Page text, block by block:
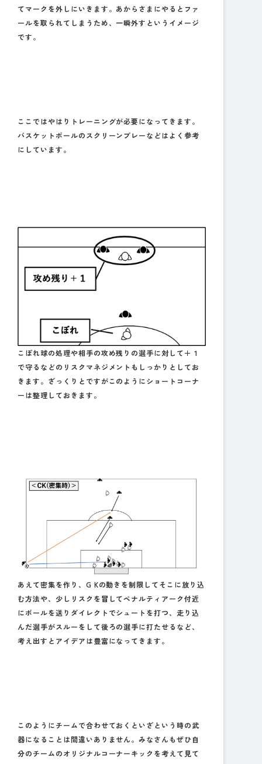
てマークを外しにいきます。あからさまにやるとファ
ールを取られてしまうため、一瞬外すというイメージ
です。
ここではやはりトレーニングが必要になってきます。
バスケットボールのスクリーンプレーなどはよく参考
にしています。
こぼれ球の処理や相手の攻め残りの選手に対して＋１
で守るなどのリスクマネジメントもしっかりとしてお
きます。ざっくりとですがこのようにショートコーナ
ーは整理しておきます。
あえて密集を作り、G Kの動きを制限してそこに放り込
む方法や、少しリスクを冒してペナルティアーク付近
にボールを送りダイレクトでシュートを打つ、走り込
んだ選手がスルーをして後ろの選手に打たせるなど、
考え出すとアイデアは豊富になってきます。
このようにチームで合わせておくといざという時の武
器になることは間違いありません。みなさんもぜひ自
分のチームのオリジナルコーナーキックを考えて見て